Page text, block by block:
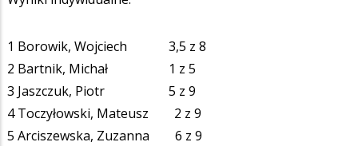
1 Borowik, Wojciech 3,5 z 8
2 Bartnik, Michał 1 z 5
3 Jaszczuk, Piotr 5 z 9
4 Toczyłowski, Mateusz 2 z 9
5 Arciszewska, Zuzanna 6 z 9